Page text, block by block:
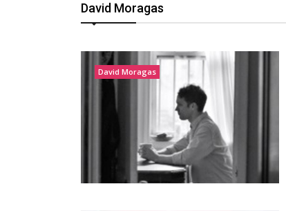
David Moragas
David Moragas